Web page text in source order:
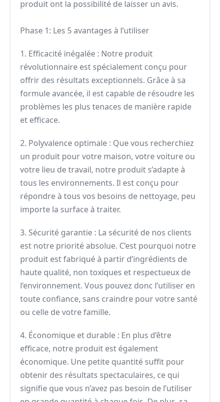
produit ont la possibilité de laisser un avis.
Phase 1: Les 5 avantages à l’utiliser
1. Efficacité inégalée : Notre produit
révolutionnaire est spécialement conçu pour
offrir des résultats exceptionnels. Grâce à sa
formule avancée, il est capable de résoudre les
problèmes les plus tenaces de manière rapide
et efficace.
2. Polyvalence optimale : Que vous recherchiez
un produit pour votre maison, votre voiture ou
votre lieu de travail, notre produit s’adapte à
tous les environnements. Il est conçu pour
répondre à tous vos besoins de nettoyage, peu
importe la surface à traiter.
3. Sécurité garantie : La sécurité de nos clients
est notre priorité absolue. C’est pourquoi notre
produit est fabriqué à partir d’ingrédients de
haute qualité, non toxiques et respectueux de
l’environnement. Vous pouvez donc l’utiliser en
toute confiance, sans craindre pour votre santé
ou celle de votre famille.
4. Économique et durable : En plus d’être
efficace, notre produit est également
économique. Une petite quantité suffit pour
obtenir des résultats spectaculaires, ce qui
signifie que vous n’avez pas besoin de l’utiliser